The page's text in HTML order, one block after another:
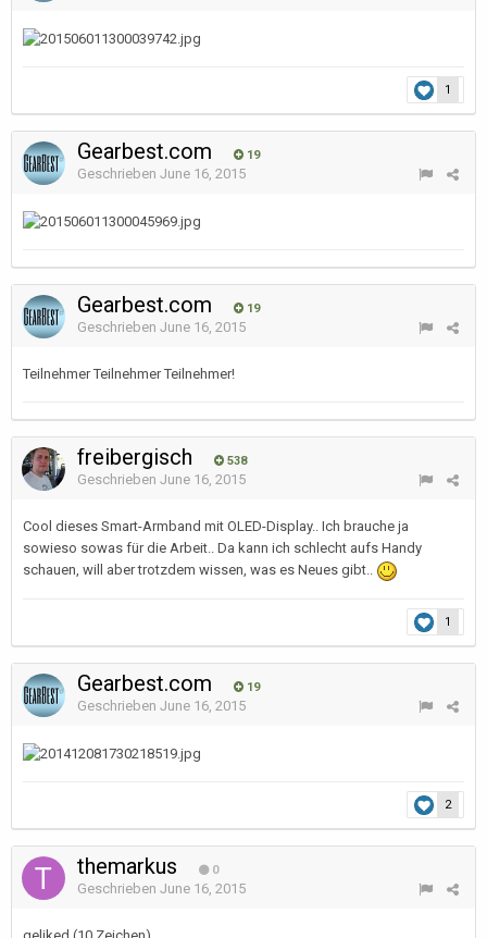
1
Gearbest.com 19
Geschrieben June 16, 2015
Gearbest.com 19
Geschrieben June 16, 2015
Teilnehmer Teilnehmer Teilnehmer!
freibergisch 538
Geschrieben June 16, 2015
Cool dieses Smart-Armband mit OLED-Display.. Ich brauche ja
sowieso sowas für die Arbeit.. Da kann ich schlecht aufs Handy
schauen, will aber trotzdem wissen, was es Neues gibt..
1
Gearbest.com 19
Geschrieben June 16, 2015
2
themarkus 0
Geschrieben June 16, 2015